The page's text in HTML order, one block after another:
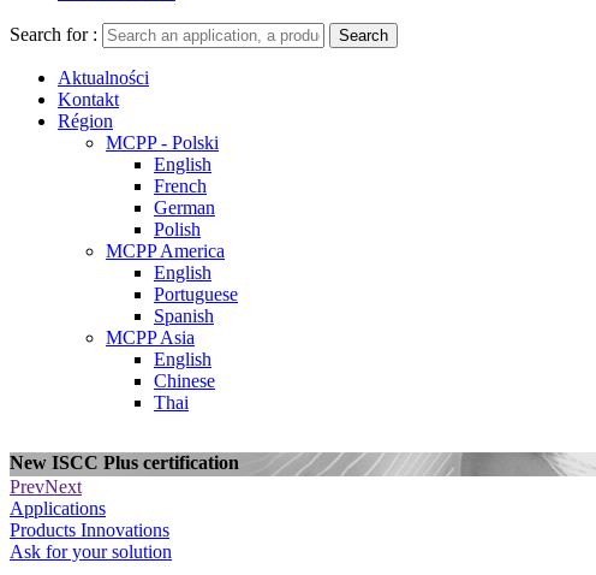
Search for : Search
Aktualności
Kontakt
Région
MCPP - Polski
English
French
German
Polish
MCPP America
English
Portuguese
Spanish
MCPP Asia
English
Chinese
Thai
DISSIPATIVE SOFT MATERIAL
PrevNext
Applications
Products Innovations
Ask for your solution